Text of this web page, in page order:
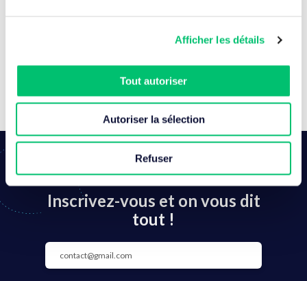
Afficher les détails
Tout autoriser
Autoriser la sélection
Refuser
Inscrivez-vous et on vous dit
tout !